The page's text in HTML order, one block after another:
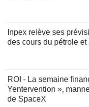
Inpex relève ses
des cours du pétrole
ROI - La semaine
Yentervention »,
de SpaceX